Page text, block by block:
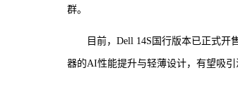
群。
目前，Dell 14S国行版本已正式开
器的AI性能提升与轻薄设计，有望吸